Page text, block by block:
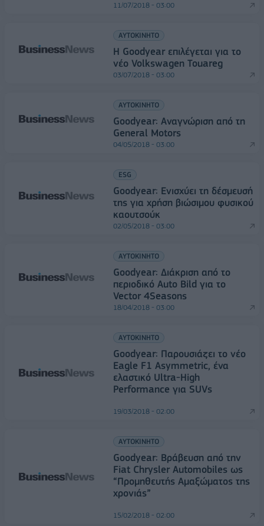
11/07/2018 - 03:00
ΑΥΤΟΚΙΝΗΤΟ
Η Goodyear επιλέγεται για το
νέο Volkswagen Touareg
03/07/2018 - 03:00
ΑΥΤΟΚΙΝΗΤΟ
Goodyear: Αναγνώριση από τη
General Motors
04/05/2018 - 03:00
ESG
Goodyear: Ενισχύει τη δέσμευσή
της για χρήση βιώσιμου φυσικού
καουτσούκ
02/05/2018 - 03:00
ΑΥΤΟΚΙΝΗΤΟ
Goodyear: Διάκριση από το
περιοδικό Auto Bild για το
Vector 4Seasons
18/04/2018 - 03:00
ΑΥΤΟΚΙΝΗΤΟ
Goodyear: Παρουσιάζει το νέο
Eagle F1 Asymmetric, ένα
ελαστικό Ultra-High
Performance για SUVs
19/03/2018 - 02:00
ΑΥΤΟΚΙΝΗΤΟ
Goodyear: Βράβευση από την
Fiat Chrysler Automobiles ως
“Προμηθευτής Αμαξώματος της
χρονιάς”
15/02/2018 - 02:00